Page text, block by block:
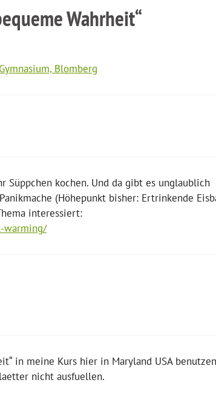
Wahrheit“
Blomberg
kochen. Und da gibt es unglaublich
(Höhepunkt bisher: Ertrinkende
interessiert:
warming/
in meine Kurs hier in Maryland USA
nicht ausfuellen.